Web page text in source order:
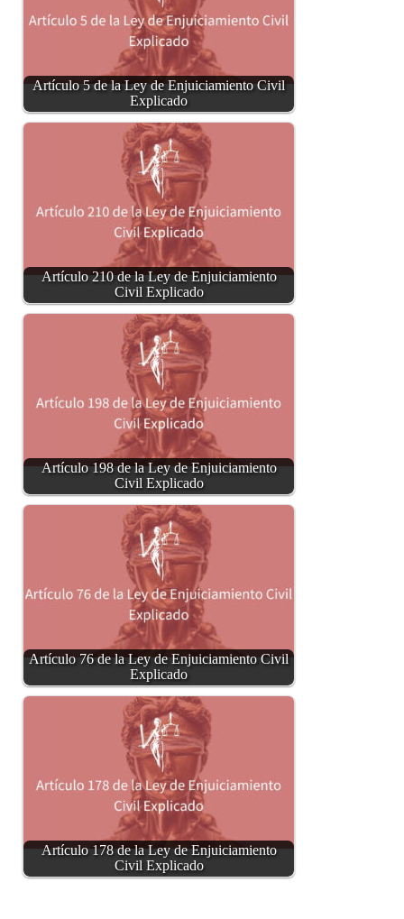
Artículo 5 de la Ley de Enjuiciamiento Civil
Explicado
Artículo 210 de la Ley de Enjuiciamiento
Civil Explicado
Artículo 198 de la Ley de Enjuiciamiento
Civil Explicado
Artículo 76 de la Ley de Enjuiciamiento Civil
Explicado
Artículo 178 de la Ley de Enjuiciamiento
Civil Explicado